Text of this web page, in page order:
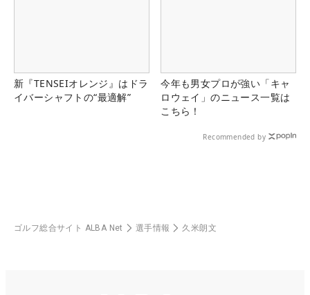
新『TENSEIオレンジ』はドラ
イバーシャフトの“最適解”
今年も男女プロが強い「キャ
ロウェイ」のニュース一覧は
こちら！
Recommended by
ゴルフ総合サイト ALBA Net 選手情報 久米朗文